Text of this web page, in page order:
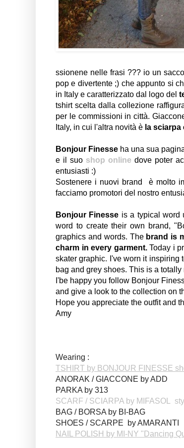
ssionene nelle frasi ??? io un
pop e divertente ;) che appunto si
in Italy e caratterizzato dal logo del
tshirt scelta dalla collezione
per le commissioni in città.
Italy, in cui l'altra novità è la
Bonjour Finesse ha una sua
e il suo shop online dove poter
entusiasti :)
Sostenere i nuovi brand è molto
facciamo promotori del nostro
Bonjour Finesse is a typical word
word to create their own brand,
graphics and words. The brand is
charm in every garment.Today i
skater graphic. I've worn it inspiring
bag and grey shoes. This is a
I'be happy you follow Bonjour
and give a look to the collection on
Hope you appreciate the outfit and
Amy
Wearing :
TSHIRT by BONJOUR FINESSE
ANORAK / GIACCONE by ADD
PARKA by 313
SCARF / SCIARPA by MIFASOL
BAG / BORSA by BI-BAG
SHOES / SCARPE by AMARANTI
NAIL POLISH by MI-NY "Dancing